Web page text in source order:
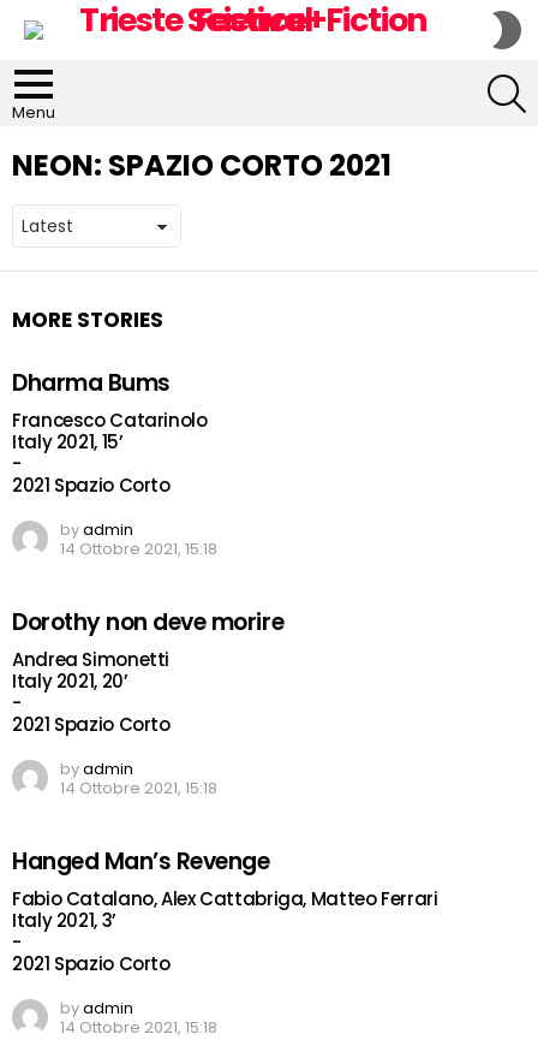
Menu
NEON: SPAZIO CORTO 2021
MORE STORIES
Dharma Bums
Francesco Catarinolo
Italy 2021, 15’
-
2021 Spazio Corto
byadmin
14 Ottobre 2021, 15:18
Dorothy non deve morire
Andrea Simonetti
Italy 2021, 20’
-
2021 Spazio Corto
byadmin
14 Ottobre 2021, 15:18
Hanged Man’s Revenge
Fabio Catalano, Alex Cattabriga, Matteo Ferrari
Italy 2021, 3’
-
2021 Spazio Corto
byadmin
14 Ottobre 2021, 15:18